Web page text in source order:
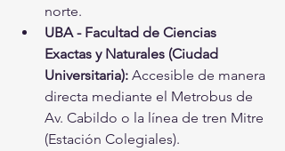
norte.
UBA - Facultad de Ciencias
Exactas y Naturales (Ciudad
Universitaria): Accesible de manera
directa mediante el Metrobus de
Av. Cabildo o la línea de tren Mitre
(Estación Colegiales).